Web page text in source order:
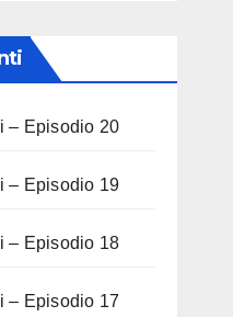
– Episodio 20
– Episodio 19
– Episodio 18
– Episodio 17